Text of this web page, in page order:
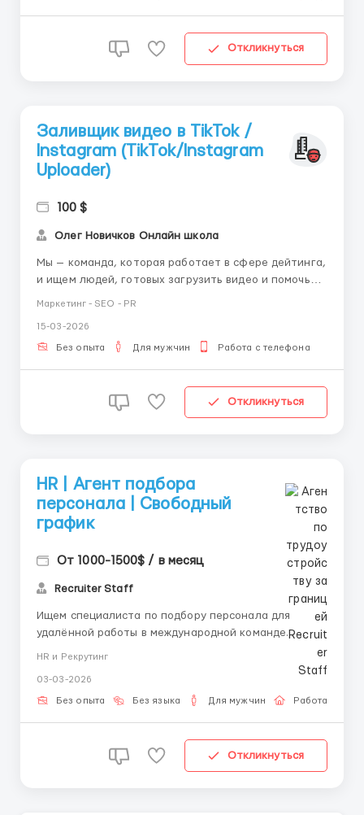
Откликнуться
Заливщик видео в TikTok /
Instagram (TikTok/Instagram
Uploader)
100 $
Олег Новичков Онлайн школа
Мы — команда, которая работает в сфере дейтинга,
и ищем людей, готовых загрузить видео и помочь
TikTok и Instagram • Вести простую отчётность, а
именно: сколько аккаунтов залито и ско...
Маркетинг - SEO - PR
15-03-2026
Без опыта Для мужчин Работа с телефона
Откликнуться
HR | Агент подбора
персонала | Свободный
график
От 1000-1500$ / в месяц
Recruiter Staff
Ищем специалиста по подбору персонала для
удалённой работы в международной команде.
Ваша задача — находить новых участников проекта:
моделей для онлайн-трансляций, операторов и
рекрутеров. Нужно устанавливать контакт с
кандидатами и сопровождать их до личного
HR и Рекрутинг
03-03-2026
Без опыта Без языка Для мужчин Работа
Откликнуться